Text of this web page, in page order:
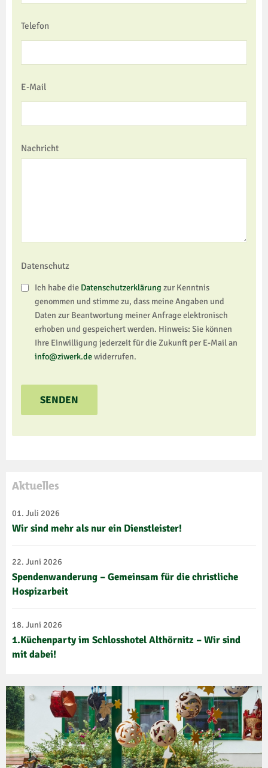
Telefon
E-Mail
Nachricht
Datenschutz
Ich habe die Datenschutzerklärung zur Kenntnis
genommen und stimme zu, dass meine Angaben und
Daten zur Beantwortung meiner Anfrage elektronisch
erhoben und gespeichert werden. Hinweis: Sie können
Ihre Einwilligung jederzeit für die Zukunft per E-Mail an
info@ziwerk.dewiderrufen.
Aktuelles
01. Juli 2026
Wir sind mehr als nur ein Dienstleister!
22. Juni 2026
Spendenwanderung – Gemeinsam für die christliche
Hospizarbeit
18. Juni 2026
1.Küchenparty im Schlosshotel Althörnitz – Wir sind
mit dabei!